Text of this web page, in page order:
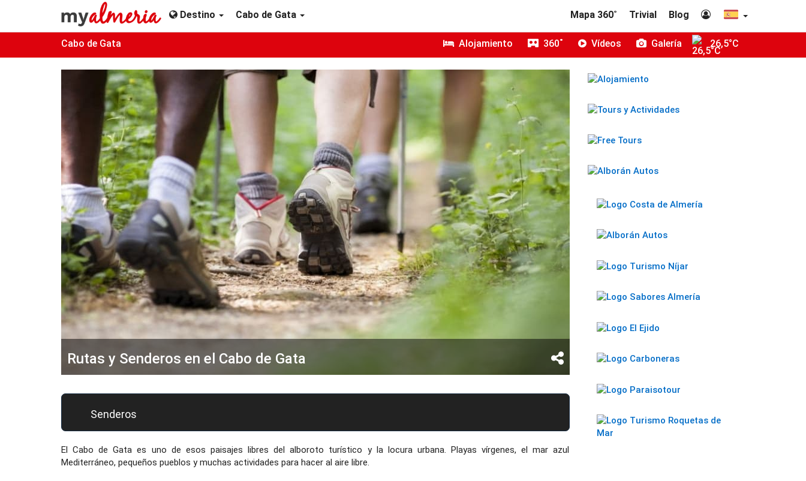
Destino Cabo de Gata Mapa 360˚ Trivial Blog
Cabo de Gata Alojamiento 360˚ Vídeos Galería 26,5°C
Rutas y Senderos en el Cabo de Gata
Senderos
El Cabo de Gata es uno de esos paisajes libres del alboroto turístico y la locura urbana. Playas vírgenes, el mar azul
Mediterráneo, pequeños pueblos y muchas actividades para hacer al aire libre.